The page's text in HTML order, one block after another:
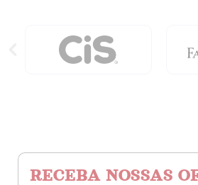
RECEBA NOSSAS